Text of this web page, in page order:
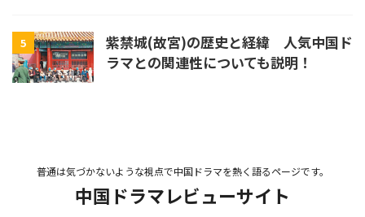
5
紫禁城(故宮)の歴史と経緯 人気中国ド
ラマとの関連性についても説明！
普通は気づかないような視点で中国ドラマを熱く語るページです。
中国ドラマレビューサイト